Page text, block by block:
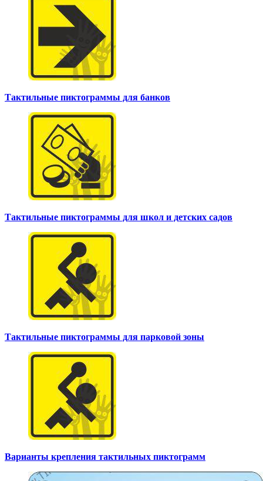
Тактильные пиктограммы для банков
Тактильные пиктограммы для школ и детских садов
Тактильные пиктограммы для парковой зоны
Варианты крепления тактильных пиктограмм